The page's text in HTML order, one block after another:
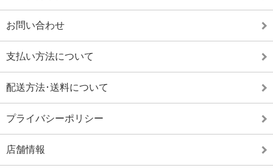
お問い合わせ
支払い方法について
配送方法･送料について
プライバシーポリシー
店舗情報